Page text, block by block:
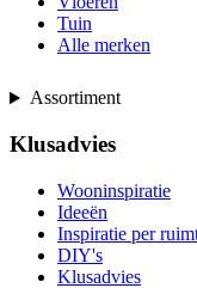
Tuin
Alle merken
Assortiment
Klusadvies
Wooninspiratie
Ideeën
Inspiratie per
DIY's
Klusadvies